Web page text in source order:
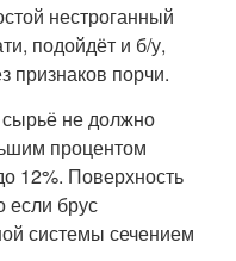
нестроганный
подойдёт и б/у,
признаков порчи.
не должно
процентом
12%. Поверхность
если брус
системы сечением